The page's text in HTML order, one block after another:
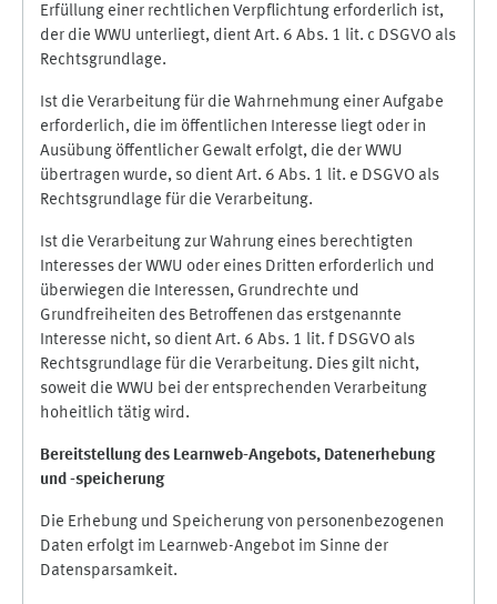
Erfüllung einer rechtlichen Verpflichtung erforderlich ist,
der die WWU unterliegt, dient Art. 6 Abs. 1 lit. c DSGVO als
Rechtsgrundlage.
Ist die Verarbeitung für die Wahrnehmung einer Aufgabe
erforderlich, die im öffentlichen Interesse liegt oder in
Ausübung öffentlicher Gewalt erfolgt, die der WWU
übertragen wurde, so dient Art. 6 Abs. 1 lit. e DSGVO als
Rechtsgrundlage für die Verarbeitung.
Ist die Verarbeitung zur Wahrung eines berechtigten
Interesses der WWU oder eines Dritten erforderlich und
überwiegen die Interessen, Grundrechte und
Grundfreiheiten des Betroffenen das erstgenannte
Interesse nicht, so dient Art. 6 Abs. 1 lit. f DSGVO als
Rechtsgrundlage für die Verarbeitung. Dies gilt nicht,
soweit die WWU bei der entsprechenden Verarbeitung
hoheitlich tätig wird.
Bereitstellung des Learnweb-Angebots, Datenerhebung
und -speicherung
Die Erhebung und Speicherung von personenbezogenen
Daten erfolgt im Learnweb-Angebot im Sinne der
Datensparsamkeit.